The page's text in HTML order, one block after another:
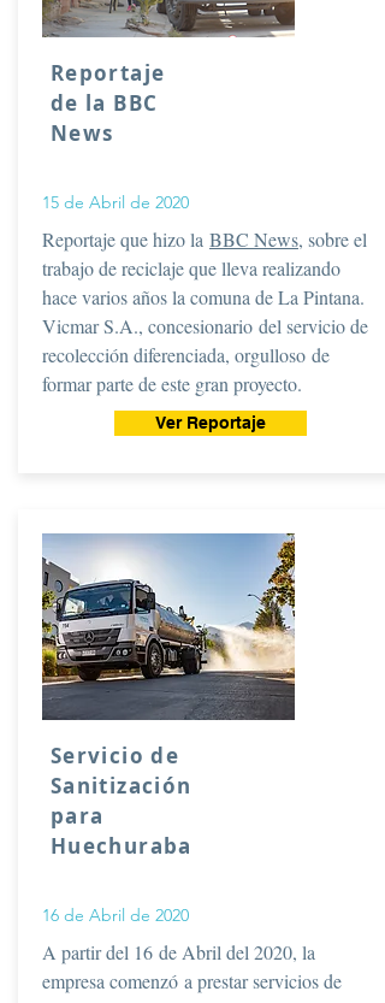
Reportaje
de la BBC
News
15 de Abril de 2020
Reportaje que hizo la BBC News, sobre el
trabajo de reciclaje que lleva realizando
hace varios años la comuna de La Pintana.
Vicmar S.A., concesionario del servicio de
recolección diferenciada, orgulloso de
formar parte de este gran proyecto.
Ver Reportaje
Servicio de
Sanitización
para
Huechuraba
16 de Abril de 2020
A partir del 16 de Abril del 2020, la
empresa comenzó a prestar servicios de